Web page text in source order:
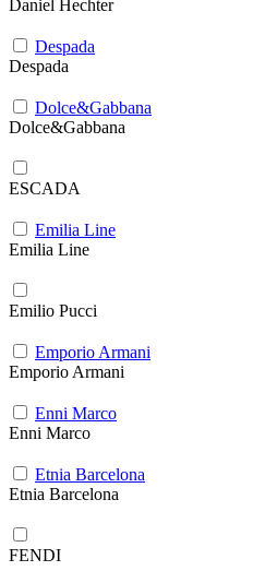
Daniel Hechter
Despada
Despada
Dolce&Gabbana
Dolce&Gabbana
ESCADA
Emilia Line
Emilia Line
Emilio Pucci
Emporio Armani
Emporio Armani
Enni Marco
Enni Marco
Etnia Barcelona
Etnia Barcelona
FENDI